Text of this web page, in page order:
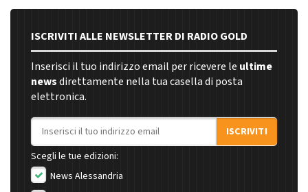
ISCRIVITI ALLE NEWSLETTER DI RADIO GOLD
Inserisci il tuo indirizzo email per ricevere le ultime
newsdirettamente nella tua casella di posta
elettronica.
Indirizzo email
ISCRIVITI
Scegli le tue edizioni:
News Alessandria